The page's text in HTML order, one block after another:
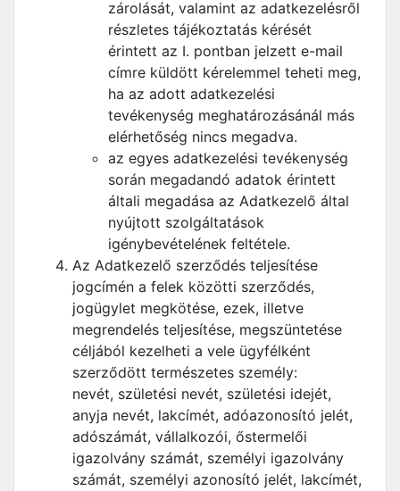
zárolását, valamint az adatkezelésről
részletes tájékoztatás kérését
érintett az I. pontban jelzett e-mail
címre küldött kérelemmel teheti meg,
ha az adott adatkezelési
tevékenység meghatározásánál más
elérhetőség nincs megadva.
az egyes adatkezelési tevékenység
során megadandó adatok érintett
általi megadása az Adatkezelő által
nyújtott szolgáltatások
igénybevételének feltétele.
Az Adatkezelő szerződés teljesítése
jogcímén a felek közötti szerződés,
jogügylet megkötése, ezek, illetve
megrendelés teljesítése, megszüntetése
céljából kezelheti a vele ügyfélként
szerződött természetes személy:
nevét, születési nevét, születési idejét,
anyja nevét, lakcímét, adóazonosító jelét,
adószámát, vállalkozói, őstermelői
igazolvány számát, személyi igazolvány
számát, személyi azonosító jelét, lakcímét,